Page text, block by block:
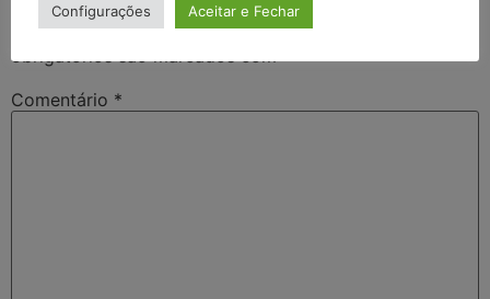
O seu endereço de e-mail não será publicado.
obrigatórios são marcados com
Comentário *
Configurações Aceitar e Fechar